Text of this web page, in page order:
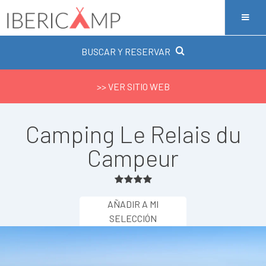
BUSCAR Y RESERVAR
>> VER SITIO WEB
Camping Le Relais du
Campeur
AÑADIR A MI
SELECCIÓN